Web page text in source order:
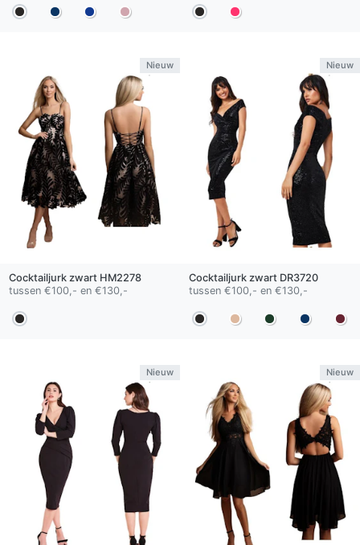
Nieuw
Cocktailjurk zwartHM2278
tussen €100,- en €130,-
Nieuw
Cocktailjurk zwartDR3720
tussen €100,- en €130,-
Nieuw Nieuw